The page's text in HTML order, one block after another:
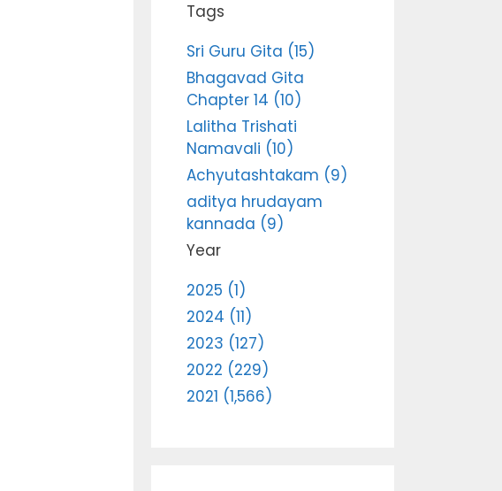
Tags
Sri Guru Gita (15)
Bhagavad Gita
Chapter 14 (10)
Lalitha Trishati
Namavali (10)
Achyutashtakam (9)
aditya hrudayam
kannada (9)
Year
2025 (1)
2024 (11)
2023 (127)
2022 (229)
2021 (1,566)